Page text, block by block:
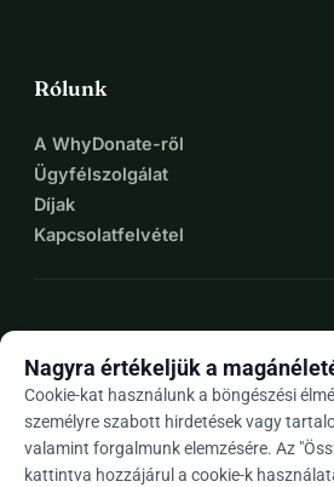
Rólunk
A WhyDonate-ről
Ügyfélszolgálat
Díjak
Kapcsolatfelvétel
Huarrow_drop_down
Nagyra értékeljük a
Cookie-kat használunk a böngészési
személyre szabott hirdetések vagy
valamint forgalmunk elemzésére. Az
kattintva hozzájárul a cookie-k